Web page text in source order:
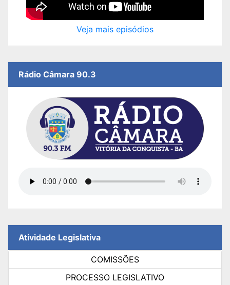
Veja mais episódios
Rádio Câmara 90.3
Atividade Legislativa
COMISSÕES
PROCESSO LEGISLATIVO